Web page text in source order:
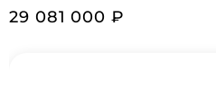
29 081 000 ₽